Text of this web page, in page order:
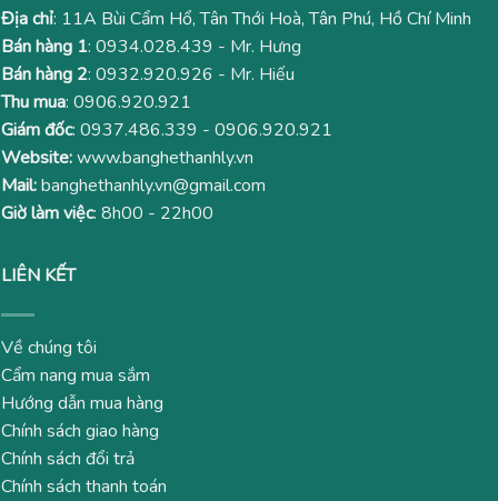
Địa chỉ: 11A Bùi Cẩm Hổ, Tân Thới Hoà, Tân Phú, Hồ Chí Minh
Bán hàng 1: 0934.028.439 - Mr. Hưng
Bán hàng 2: 0932.920.926 - Mr. Hiếu
Thu mua: 0906.920.921
Giám đốc: 0937.486.339 - 0906.920.921
Website:www.banghethanhly.vn
Mail:banghethanhly.vn@gmail.com
Giờ làm việc: 8h00 - 22h00
LIÊN KẾT
Về chúng tôi
Cẩm nang mua sắm
Hướng dẫn mua hàng
Chính sách giao hàng
Chính sách đổi trả
Chính sách thanh toán